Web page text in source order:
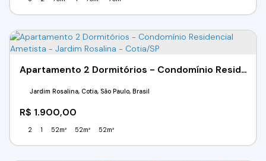
Apartamento 2 Dormitórios - Condomínio Residencial Ametista - Jardim Rosalina - Cotia/SP
R$ 1.900,00
Jardim Rosalina, Cotia, São Paulo, Brasil
2 1 52m² 52m² 52m²